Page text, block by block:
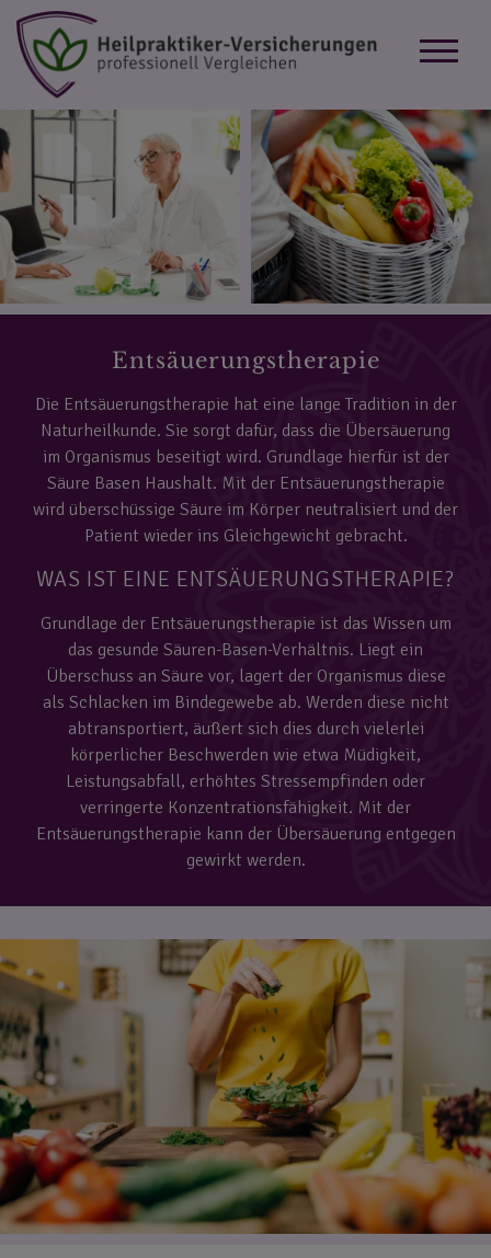
Entsäuerungstherapie
Die Entsäuerungstherapie hat eine lange Tradition in der
Naturheilkunde. Sie sorgt dafür, dass die Übersäuerung
im Organismus beseitigt wird. Grundlage hierfür ist der
Säure Basen Haushalt. Mit der Entsäuerungstherapie
wird überschüssige Säure im Körper neutralisiert und der
Patient wieder ins Gleichgewicht gebracht.
WAS IST EINE ENTSÄUERUNGSTHERAPIE?
Grundlage der Entsäuerungstherapie ist das Wissen um
das gesunde Säuren-Basen-Verhältnis. Liegt ein
Überschuss an Säure vor, lagert der Organismus diese
als Schlacken im Bindegewebe ab. Werden diese nicht
abtransportiert, äußert sich dies durch vielerlei
körperlicher Beschwerden wie etwa Müdigkeit,
Leistungsabfall, erhöhtes Stressempfinden oder
verringerte Konzentrationsfähigkeit. Mit der
Entsäuerungstherapie kann der Übersäuerung entgegen
gewirkt werden.